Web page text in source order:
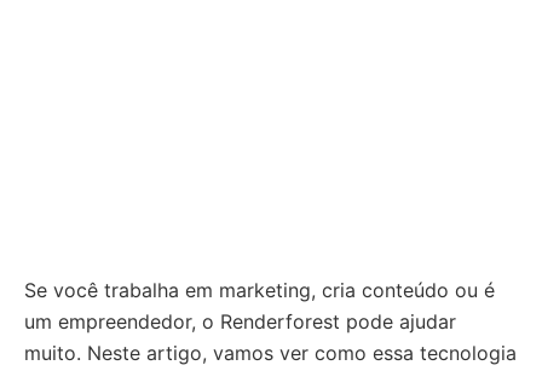
Se você trabalha em marketing, cria conteúdo ou é
um empreendedor, o Renderforest pode ajudar
muito. Neste artigo, vamos ver como essa tecnologia